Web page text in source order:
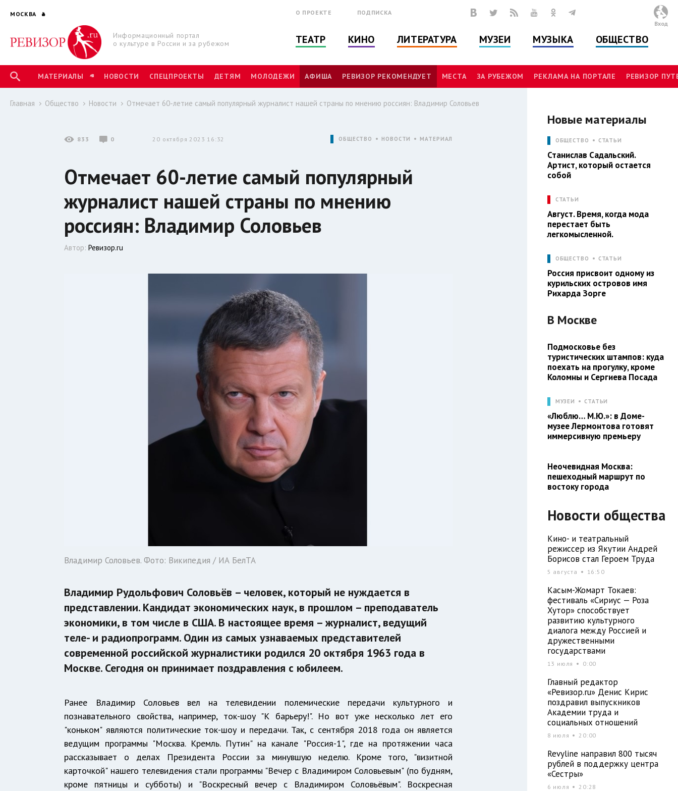
МОСКВА
Информационный портал
о культуре в России и за рубежом
О ПРОЕКТЕ ПОДПИСКА
ТЕАТР КИНО ЛИТЕРАТУРА МУЗЕИ МУЗЫКА ОБЩЕСТВО
Вход
МАТЕРИАЛЫ НОВОСТИ СПЕЦПРОЕКТЫ ДЕТЯМ МОЛОДЕЖИ АФИША РЕВИЗОР РЕКОМЕНДУЕТ МЕСТА ЗА РУБЕЖОМ РЕКЛАМА НА ПОРТАЛЕ РЕВИЗОР
Главная Общество Новости Отмечает 60-летие самый популярный журналист нашей страны по мнению россиян: Владимир Соловьев
833 0 20 октября 2023 16:32 ОБЩЕСТВО НОВОСТИ МАТЕРИАЛ
Отмечает 60-летие самый популярный
журналист нашей страны по мнению
россиян: Владимир Соловьев
Автор:Ревизор.ru
Владимир Соловьев. Фото: Википедия / ИА БелТА
Владимир Рудольфович Соловьёв – человек, который не нуждается в
представлении. Кандидат экономических наук, в прошлом – преподаватель
экономики, в том числе в США. В настоящее время – журналист, ведущий
теле- и радиопрограмм. Один из самых узнаваемых представителей
современной российской журналистики родился 20 октября 1963 года в
Москве. Сегодня он принимает поздравления с юбилеем.
Ранее Владимир Соловьев вел на телевидении полемические передачи культурного и
познавательного свойства, например, ток-шоу "К барьеру!". Но вот уже несколько лет его
"коньком" являются политические ток-шоу и передачи. Так, с сентября 2018 года он является
ведущим программы "Москва. Кремль. Путин" на канале "Россия-1", где на протяжении часа
рассказывает о делах Президента России за минувшую неделю. Кроме того, "визитной
карточкой" нашего телевидения стали программы "Вечер с Владимиром Соловьевым" (по будням,
кроме пятницы и субботы) и "Воскресный вечер с Владимиром Соловьёвым". Воскресная
Новые материалы
ОБЩЕСТВО СТАТЬИ
Станислав Садальский.
Артист, который остается
собой
СТАТЬИ
Август. Время, когда мода
перестает быть
легкомысленной.
ОБЩЕСТВО СТАТЬИ
Россия присвоит одному из
курильских островов имя
Рихарда Зорге
В Москве
Подмосковье без
туристических штампов: куда
поехать на прогулку, кроме
Коломны и Сергиева Посада
МУЗЕИ СТАТЬИ
«Люблю… М.Ю.»: в Доме-
музее Лермонтова готовят
иммерсивную премьеру
Неочевидная Москва:
пешеходный маршрут по
востоку города
Новости общества
Кино- и театральный
режиссер из Якутии Андрей
Борисов стал Героем Труда
5 августа 16:50
Касым-Жомарт Токаев:
фестиваль «Сириус — Роза
Хутор» способствует
развитию культурного
диалога между Россией и
дружественными
государствами
13 июля 0:00
Главный редактор
«Ревизор.ru» Денис Кирис
поздравил выпускников
Академии труда и
социальных отношений
8 июля 20:00
Revyline направил 800 тысяч
рублей в поддержку центра
«Сестры»
6 июля 20:28